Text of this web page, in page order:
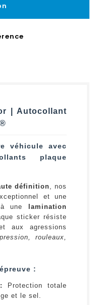
| Autocollant
véhicule avec
plaque
définition , nos
et une
à une
lamination
sticker résiste
aux agressions
rouleaux,
:
Protection totale
et le sel.